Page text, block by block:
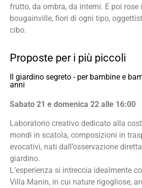
frutto, da ombra, da interni. E poi rose
bougainville, fiori di ogni tipo,
cibo.
Proposte per i più piccoli
Il giardino segreto - per bambine e
anni
Sabato 21 e domenica 22 alle 16:00
Laboratorio creativo dedicato alla
mondi in scatola, composizioni in
evocativi, nati dall’osservazione
giardino.
L’esperienza si intreccia idealmente
Villa Manin, in cui nature rigogliose,